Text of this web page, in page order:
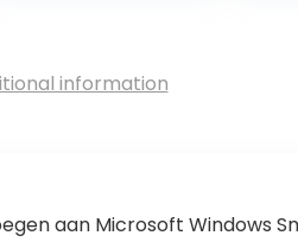
information
aan Microsoft Windows